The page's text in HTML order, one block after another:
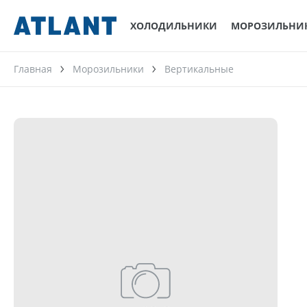
ХОЛОДИЛЬНИКИ
Главная Морозильники Вертикальные